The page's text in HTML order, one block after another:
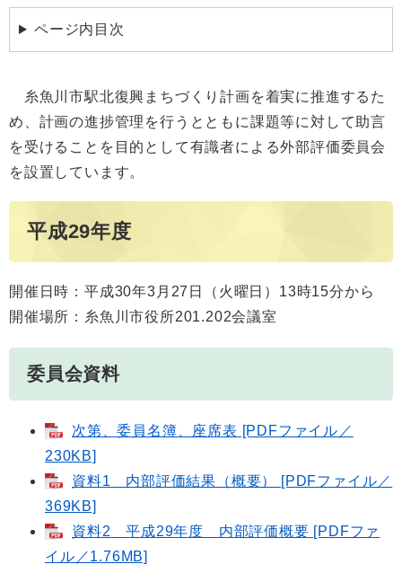
ページ内目次
糸魚川市駅北復興まちづくり計画を着実に推進するた
め、計画の進捗管理を行うとともに課題等に対して助言
を受けることを目的として有識者による外部評価委員会
を設置しています。
平成29年度
開催日時：平成30年3月27日（火曜日）13時15分から
開催場所：糸魚川市役所201.202会議室
委員会資料
次第、委員名簿、座席表 [PDFファイル／
230KB]
資料1 内部評価結果（概要） [PDFファイル／
369KB]
資料2 平成29年度 内部評価概要 [PDFファ
イル／1.76MB]